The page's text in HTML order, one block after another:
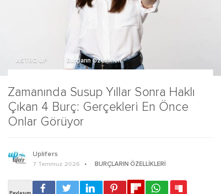
Zamanında Susup Yıllar Sonra Haklı
Çıkan 4 Burç: Gerçekleri En Önce
Onlar Görüyor
ASTRO UP Burçların Özellikleri
Uplifers
7 Temmuz 2026 BURÇLARIN ÖZELLIKLERI